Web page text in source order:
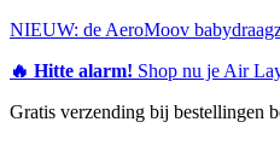
NIEUW: de AeroMoov
🔥 Hitte alarm! Shop nu je Air
Gratis verzending bij bestellingen